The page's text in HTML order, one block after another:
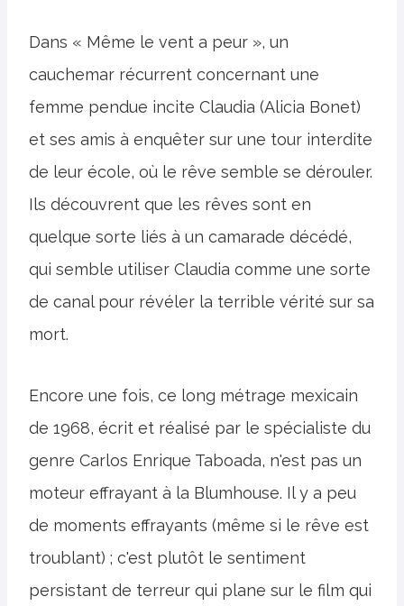
Dans « Même le vent a peur », un
cauchemar récurrent concernant une
femme pendue incite Claudia (Alicia Bonet)
et ses amis à enquêter sur une tour interdite
de leur école, où le rêve semble se dérouler.
Ils découvrent que les rêves sont en
quelque sorte liés à un camarade décédé,
qui semble utiliser Claudia comme une sorte
de canal pour révéler la terrible vérité sur sa
mort.
Encore une fois, ce long métrage mexicain
de 1968, écrit et réalisé par le spécialiste du
genre Carlos Enrique Taboada, n'est pas un
moteur effrayant à la Blumhouse. Il y a peu
de moments effrayants (même si le rêve est
troublant) ; c'est plutôt le sentiment
persistant de terreur qui plane sur le film qui